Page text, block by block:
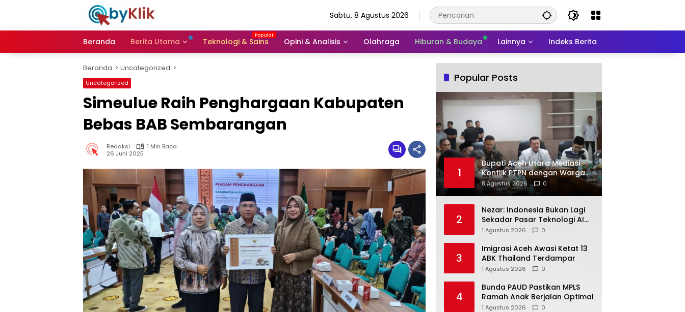
Sabtu, 8 Agustus 2026
Beranda Berita Utama Teknologi & Sains Opini & Analisis Olahraga Hiburan & Budaya Lainnya Indeks Berita
Beranda Uncategorized
Uncategorized
Simeulue Raih Penghargaan Kabupaten
Bebas BAB Sembarangan
Redaksi
1 Min Baca
26 Juni 2025
Popular Posts
1
Bupati Aceh Utara Mediasi
Konflik PTPN dengan Warga
Cot Girek
8 Agustus 2026 0
2
Nezar: Indonesia Bukan Lagi
Sekadar Pasar Teknologi AI
Global
1 Agustus 2026 0
3
Imigrasi Aceh Awasi Ketat 13
ABK Thailand Terdampar
1 Agustus 2026 0
4
Bunda PAUD Pastikan MPLS
Ramah Anak Berjalan Optimal
1 Agustus 2026 0